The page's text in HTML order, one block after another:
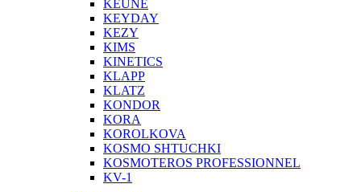
KEUNE
KEYDAY
KEZY
KIMS
KINETICS
KLAPP
KLATZ
KONDOR
KORA
KOROLKOVA
KOSMO SHTUCHKI
KOSMOTEROS PROFESSIONNEL
KV-1